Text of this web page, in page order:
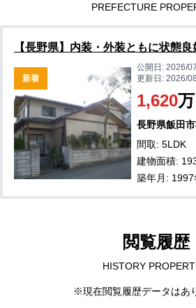
PREFECTURE
【長野県】内装・外装ともに状態
新着
公開日:2026/
更新日:2026/
1,620
長野県飯田
間取: 5LDK
建物面積:
築年月: 1997
閲覧履歴
HISTORY
※現在閲覧履歴データはあ